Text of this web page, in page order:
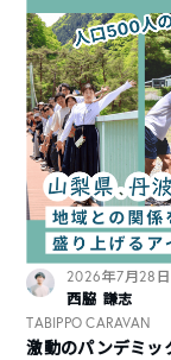
2026年7月28日
西脇 謙志
TABIPPO CARAVAN
激動のパンデミッ